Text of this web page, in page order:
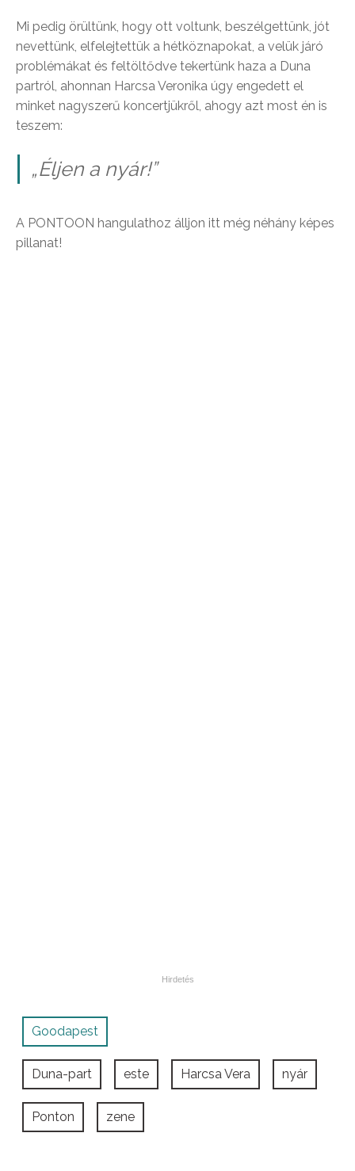
Mi pedig örültünk, hogy ott voltunk, beszélgettünk, jót
nevettünk, elfelejtettük a hétköznapokat, a velük járó
problémákat és feltöltődve tekertünk haza a Duna
partról, ahonnan Harcsa Veronika úgy engedett el
minket nagyszerű koncertjükről, ahogy azt most én is
teszem:
„Éljen a nyár!”
A PONTOON hangulathoz álljon itt még néhány képes
pillanat!
Goodapest
Duna-part este Harcsa Vera nyár
Ponton zene